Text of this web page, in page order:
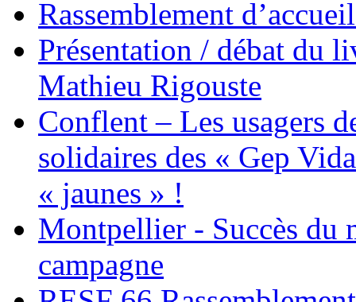
Rassemblement
Présentation / débat du
Mathieu Rigouste
Conflent – Les usagers
solidaires des « Gep
« jaunes » !
Montpellier - Succès du
campagne